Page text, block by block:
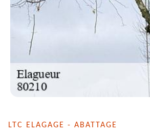
LTC ELAGAGE - ABATTAGE